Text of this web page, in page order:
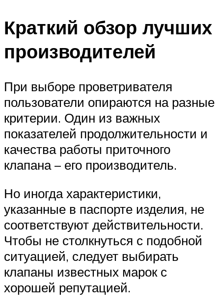
Краткий обзор лучших
производителей
При выборе проветривателя
пользователи опираются на разные
критерии. Один из важных
показателей продолжительности и
качества работы приточного
клапана – его производитель.
Но иногда характеристики,
указанные в паспорте изделия, не
соответствуют действительности.
Чтобы не столкнуться с подобной
ситуацией, следует выбирать
клапаны известных марок с
хорошей репутацией.